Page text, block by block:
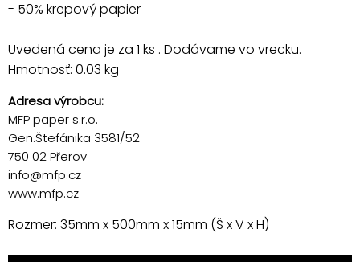
- 50% krepový papier
Uvedená cena je za 1 ks . Dodávame vo vrecku.
Hmotnosť: 0.03 kg
Adresa výrobcu:
MFP paper s.r.o.
Gen.Štefánika 3581/52
750 02 Přerov
info@mfp.cz
www.mfp.cz
Rozmer: 35mm x 500mm x 15mm (Š x V x H)